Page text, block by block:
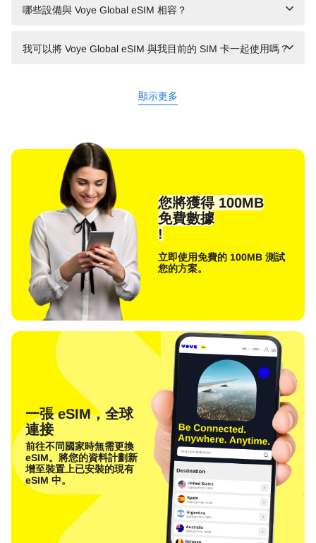
哪些設備與 Voye Global eSIM 相容？
我可以將 Voye Global eSIM 與我目前的 SIM 卡一起使用嗎？
顯示更多
您將獲得 100MB
免費數據
!
立即使用免費的 100MB 測試
您的方案。
一張 eSIM，全球
連接
前往不同國家時無需更換
eSIM。將您的資料計劃新
增至裝置上已安裝的現有
eSIM 中。